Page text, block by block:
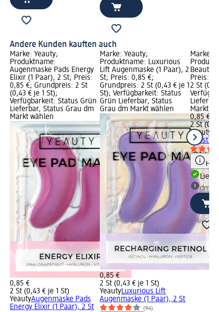
Andere Kunden kauften auch
Marke: Yeauty;
Produktname:
Augenmaske Pads Energy
Elixir (1 Paar), 2 St; Preis:
0,85 €; Grundpreis: 2 St
(0,43 € je 1 St);
Verfügbarkeit: Status Grün
Lieferbar, Status Grau dm
Markt wählen
0,85 €
2 St (0,43 € je 1 St)
YeautyAugenmaske Pads
Energy Elixir (1 Paar), 2 St
Marke: Yeauty;
Produktname: Luxurious
Lift Augenmaske (1 Paar), 2
St; Preis: 0,85 €;
Grundpreis: 2 St (0,43 € je 1
St); Verfügbarkeit: Status
Grün Lieferbar, Status
Grau dm Markt wählen
0,85 €
2 St (0,43 € je 1 St)
YeautyLuxurious Lift
Augenmaske (1 Paar), 2 St
(94)
Marke:
Beauty
Preis:
2 St
Markt
0,85 €
2 St
Yeauty
Boost (1
dm